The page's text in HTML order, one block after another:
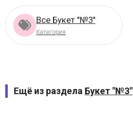
Все Букет "№3"
Категория
Ещё из раздела Букет "№3"